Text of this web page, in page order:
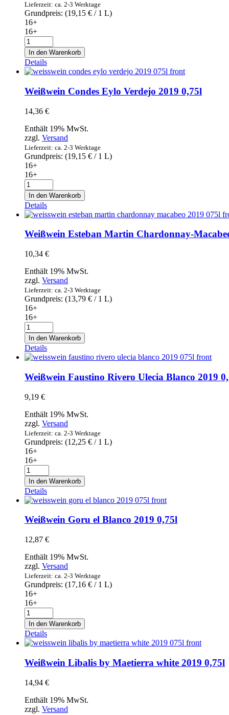
Lieferzeit: ca. 2-3 Werktage
Grundpreis: (19,15 € / 1 L)
16+
16+
Weißwein
Bicicletas
y
Peces
2019
0,75l
Menge
In den Warenkorb
Details
Weißwein Condes Eylo Verdejo 2019 0,75l
14,36 €
Enthält 19% MwSt.
zzgl. Versand
Lieferzeit: ca. 2-3 Werktage
Grundpreis: (19,15 € / 1 L)
16+
16+
Weißwein
Condes
Eylo
Verdejo
2019
0,75l
Menge
In den Warenkorb
Details
Weißwein Esteban Martin Chardonnay-
10,34 €
Enthält 19% MwSt.
zzgl. Versand
Lieferzeit: ca. 2-3 Werktage
Grundpreis: (13,79 € / 1 L)
16+
16+
Weißwein
Esteban
Martin
Chardonnay-
Macabeo
2019
0,75l
In den Warenkorb
Details
Weißwein Faustino Rivero Ulecia Blanco 2019
9,19 €
Enthält 19% MwSt.
zzgl. Versand
Lieferzeit: ca. 2-3 Werktage
Grundpreis: (12,25 € / 1 L)
16+
16+
Weißwein
Faustino
Rivero
Ulecia
Blanco
2019
0,75l
In den Warenkorb
Details
Weißwein Goru el Blanco 2019 0,75l
12,87 €
Enthält 19% MwSt.
zzgl. Versand
Lieferzeit: ca. 2-3 Werktage
Grundpreis: (17,16 € / 1 L)
16+
16+
Weißwein
Goru
el
Blanco
2019
0,75l
Menge
In den Warenkorb
Details
Weißwein Libalis by Maetierra white 2019 0,75l
14,94 €
Enthält 19% MwSt.
zzgl. Versand